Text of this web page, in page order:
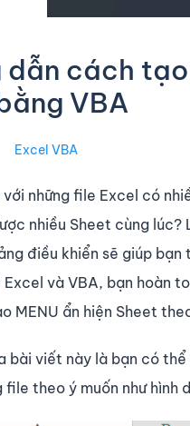
dẫn cách
VBA
Excel VBA
với những file Excel có
nhiều Sheet cùng
điều khiển sẽ giúp
Excel và VBA, bạn hoàn
MENU ẩn hiện Sheet
bài viết này là bạn có
file theo ý muốn như hình